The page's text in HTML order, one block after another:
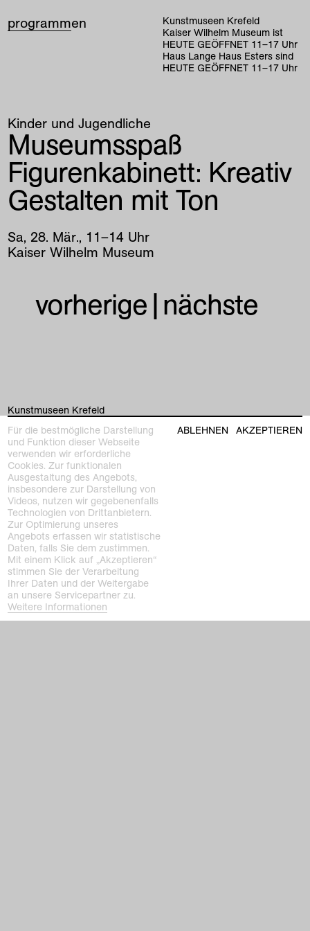
programmen
Kunstmuseen Krefeld
Kaiser Wilhelm Museum ist
HEUTE GEÖFFNET 11–17 Uhr
Haus Lange Haus Esters sind
HEUTE GEÖFFNET 11–17 Uhr
home
ausstellungen
programm
sammlung
Kinder und Jugendliche
Museumsspaß
Figurenkabinett: Kreativ
Gestalten mit Ton
Sa, 28. Mär., 11–14 Uhr
Kaiser Wilhelm Museum
vorherige|nächste
Kunstmuseen Krefeld
e-mail
kunstmuseenkrefeld.de
K+ Café im KWM
+49 2151 4427750
e-mail
Kaiser Wilhelm Museum
Joseph-Beuys-Platz 1
47798 Krefeld
Für die bestmögliche Darstellung
und Funktion dieser Webseite
verwenden wir erforderliche
Cookies. Zur funktionalen
Ausgestaltung des Angebots,
insbesondere zur Darstellung von
Videos, nutzen wir gegebenenfalls
Technologien von Drittanbietern.
Zur Optimierung unseres
Angebots erfassen wir statistische
Daten, falls Sie dem zustimmen.
Mit einem Klick auf „Akzeptieren“
stimmen Sie der Verarbeitung
Ihrer Daten und der Weitergabe
an unsere Servicepartner zu.
Weitere Informationen
ABLEHNEN AKZEPTIEREN